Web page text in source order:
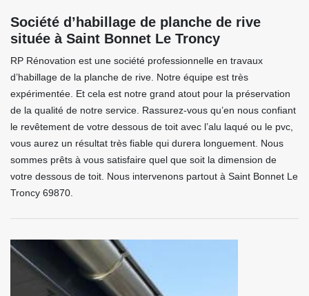
Société d’habillage de planche de rive
située à Saint Bonnet Le Troncy
RP Rénovation est une société professionnelle en travaux
d’habillage de la planche de rive. Notre équipe est très
expérimentée. Et cela est notre grand atout pour la préservation
de la qualité de notre service. Rassurez-vous qu’en nous confiant
le revêtement de votre dessous de toit avec l’alu laqué ou le pvc,
vous aurez un résultat très fiable qui durera longuement. Nous
sommes prêts à vous satisfaire quel que soit la dimension de
votre dessous de toit. Nous intervenons partout à Saint Bonnet Le
Troncy 69870.